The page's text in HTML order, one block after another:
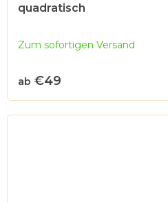
quadratisch
Zum sofortigen Versand
ab €49